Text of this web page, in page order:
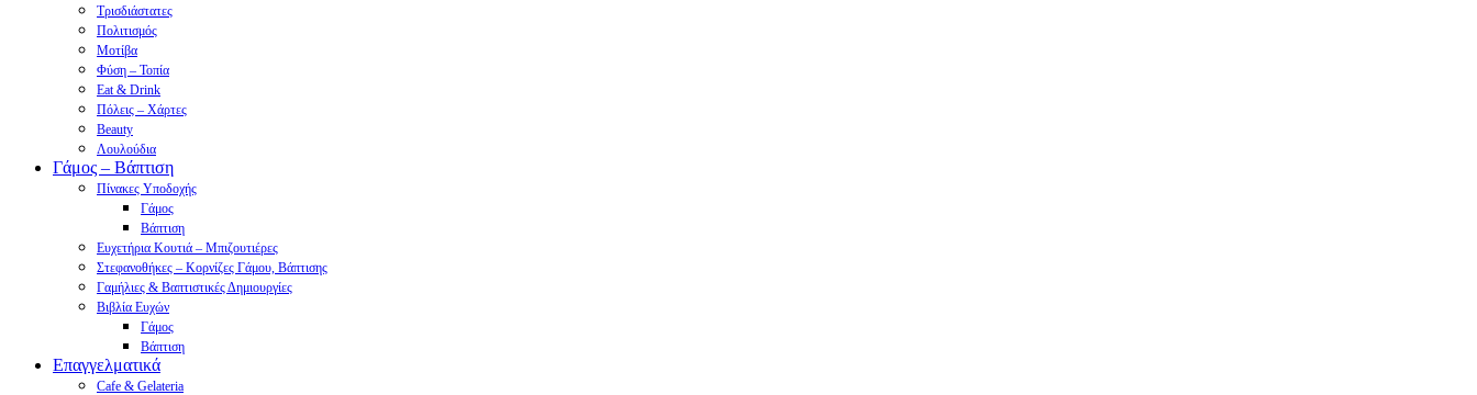
Τρισδιάστατες
Πολιτισμός
Μοτίβα
Φύση – Τοπία
Eat & Drink
Πόλεις – Χάρτες
Beauty
Λουλούδια
Γάμος – Βάπτιση
Πίνακες Υποδοχής
Γάμος
Βάπτιση
Ευχετήρια Κουτιά – Μπιζουτιέρες
Στεφανοθήκες – Κορνίζες Γάμου, Βάπτισης
Γαμήλιες & Βαπτιστικές Δημιουργίες
Βιβλία Ευχών
Γάμος
Βάπτιση
Επαγγελματικά
Cafe & Gelateria